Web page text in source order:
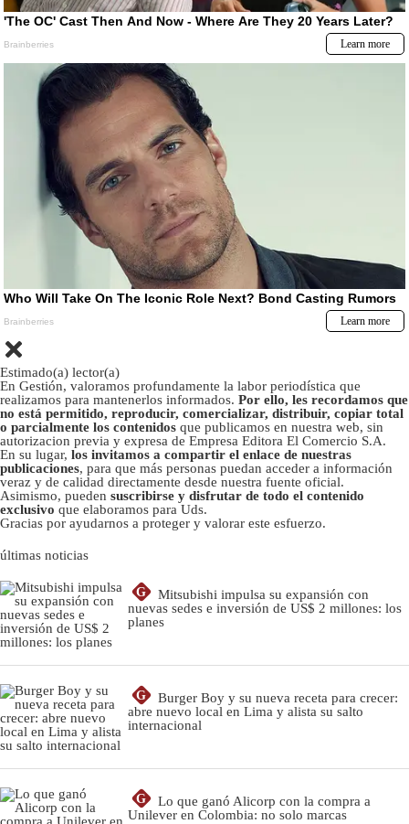
Estimado(a) lector(a)
En Gestión, valoramos profundamente la labor periodística que
realizamos para mantenerlos informados. Por ello, les recordamos que
no está permitido, reproducir, comercializar, distribuir, copiar total
o parcialmente los contenidos que publicamos en nuestra web, sin
autorizacion previa y expresa de Empresa Editora El Comercio S.A.
En su lugar, los invitamos a compartir el enlace de nuestras
publicaciones, para que más personas puedan acceder a información
veraz y de calidad directamente desde nuestra fuente oficial.
Asimismo, pueden suscribirse y disfrutar de todo el contenido
exclusivo que elaboramos para Uds.
Gracias por ayudarnos a proteger y valorar este esfuerzo.
últimas noticias
G
Mitsubishi impulsa su expansión con
nuevas sedes e inversión de US$ 2 millones: los
planes
G
Burger Boy y su nueva receta para crecer:
abre nuevo local en Lima y alista su salto
internacional
G
Lo que ganó Alicorp con la compra a
Unilever en Colombia: no solo marcas